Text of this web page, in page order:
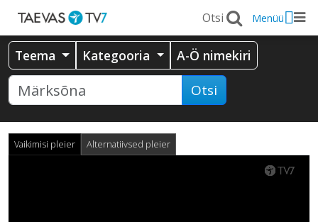
Menüü
Teema Kategooria A-Ö nimekiri
Otsi
Vaikimisi pleier Alternatiivsed pleier